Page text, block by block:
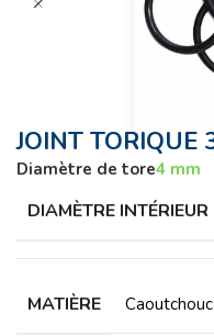
JOINT TORIQUE
Diamètre de tore4 mm
DIAMÈTRE INTÉRIEUR
MATIÈRE